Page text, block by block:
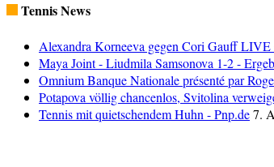
Tennis News
Alexandra Korneeva gegen Cori Gauff LIVE
Maya Joint - Liudmila Samsonova 1-2 -
Omnium Banque Nationale présenté par
Potapova völlig chancenlos, Svitolina
Tennis mit quietschendem Huhn - Pnp.de7.